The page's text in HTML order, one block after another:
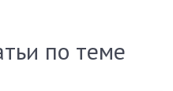
по теме